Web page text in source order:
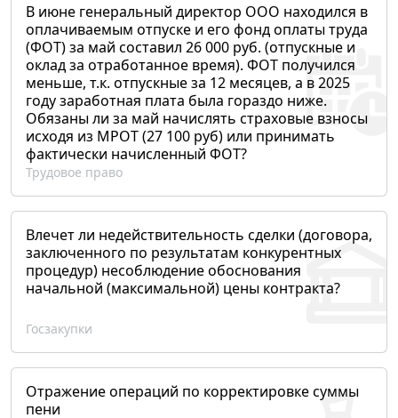
В июне генеральный директор ООО находился в
оплачиваемым отпуске и его фонд оплаты труда
(ФОТ) за май составил 26 000 руб. (отпускные и
оклад за отработанное время). ФОТ получился
меньше, т.к. отпускные за 12 месяцев, а в 2025
году заработная плата была гораздо ниже.
Обязаны ли за май начислять страховые взносы
исходя из МРОТ (27 100 руб) или принимать
фактически начисленный ФОТ?
Трудовое право
Влечет ли недействительность сделки (договора,
заключенного по результатам конкурентных
процедур) несоблюдение обоснования
начальной (максимальной) цены контракта?
Госзакупки
Отражение операций по корректировке суммы
пени